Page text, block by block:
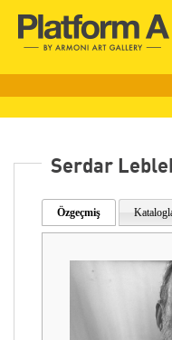
Serdar
Özgeçmiş